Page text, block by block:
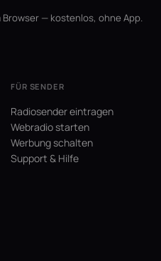
— kostenlos, ohne App.
FÜR SENDER
Radiosender eintragen
Webradio starten
Werbung schalten
Support & Hilfe